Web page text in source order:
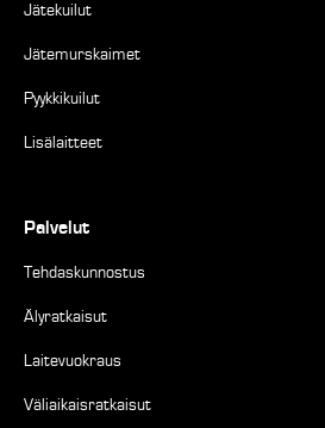
Jätekuilut
Jätemurskaimet
Pyykkikuilut
Lisälaitteet
Palvelut
Tehdaskunnostus
Älyratkaisut
Laitevuokraus
Väliaikaisratkaisut